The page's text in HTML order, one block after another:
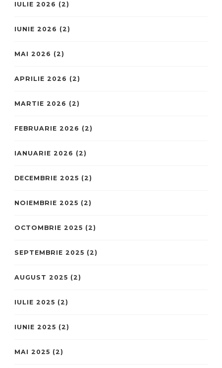
IULIE 2026 (2)
IUNIE 2026 (2)
MAI 2026 (2)
APRILIE 2026 (2)
MARTIE 2026 (2)
FEBRUARIE 2026 (2)
IANUARIE 2026 (2)
DECEMBRIE 2025 (2)
NOIEMBRIE 2025 (2)
OCTOMBRIE 2025 (2)
SEPTEMBRIE 2025 (2)
AUGUST 2025 (2)
IULIE 2025 (2)
IUNIE 2025 (2)
MAI 2025 (2)